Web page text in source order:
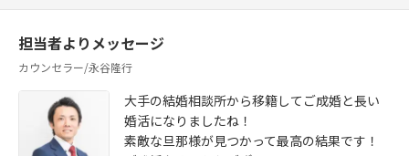
担当者よりメッセージ
カウンセラー/永谷隆行
大手の結婚相談所から移籍してご成婚と長い
婚活になりましたね！
素敵な旦那様が見つかって最高の結果です！